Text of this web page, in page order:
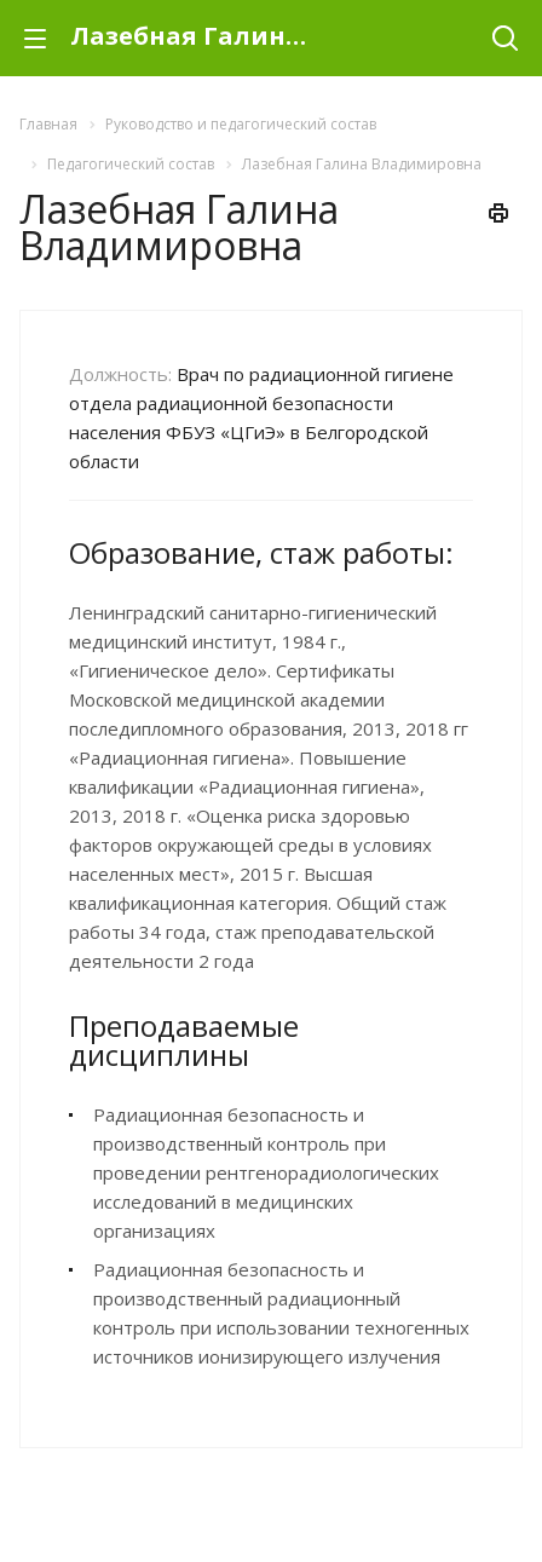
Лазебная Галина Владимировна
Главная
Руководство и педагогический состав
Педагогический состав
Лазебная Галина Владимировна
Лазебная Галина
Владимировна
Должность: Врач по радиационной гигиене
отдела радиационной безопасности
населения ФБУЗ «ЦГиЭ» в Белгородской
области
Образование, стаж работы:
Ленинградский санитарно-гигиенический
медицинский институт, 1984 г.,
«Гигиеническое дело». Сертификаты
Московской медицинской академии
последипломного образования, 2013, 2018 гг
«Радиационная гигиена». Повышение
квалификации «Радиационная гигиена»,
2013, 2018 г. «Оценка риска здоровью
факторов окружающей среды в условиях
населенных мест», 2015 г. Высшая
квалификационная категория. Общий стаж
работы 34 года, стаж преподавательской
деятельности 2 года
Преподаваемые
дисциплины
Радиационная безопасность и
производственный контроль при
проведении рентгенорадиологических
исследований в медицинских
организациях
Радиационная безопасность и
производственный радиационный
контроль при использовании техногенных
источников ионизирующего излучения